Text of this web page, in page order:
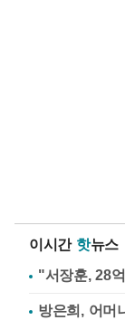
이시간 핫뉴스
"서장훈, 28
방은희, 어머